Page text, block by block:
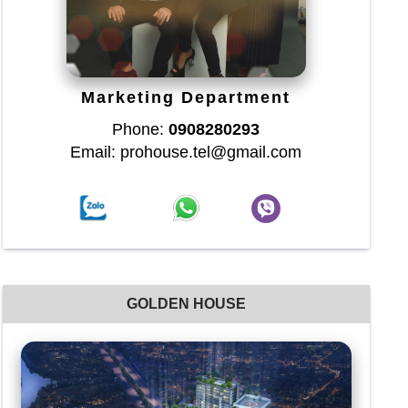
Marketing Department
Phone:0908280293
Email: prohouse.tel@gmail.com
GOLDEN HOUSE